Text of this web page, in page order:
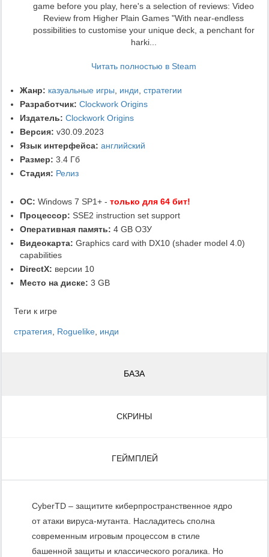
game before you play, here's a selection of reviews: Video
Review from Higher Plain Games "With near-endless
possibilities to customise your unique deck, a penchant for
harki...
Читать полностью в Steam
Жанр: казуальные игры, инди, стратегии
Разработчик: Clockwork Origins
Издатель: Clockwork Origins
Версия: v30.09.2023
Язык интерфейса: английский
Размер: 3.4 Гб
Стадия: Релиз
ОС: Windows 7 SP1+ - только для 64 бит!
Процессор: SSE2 instruction set support
Оперативная память: 4 GB ОЗУ
Видеокарта: Graphics card with DX10 (shader model 4.0)
capabilities
DirectX: версии 10
Место на диске: 3 GB
Теги к игре
стратегия, Roguelike, инди
БАЗА
СКРИНЫ
ГЕЙМПЛЕЙ
CyberTD – защитите киберпространственное ядро
от атаки вируса-мутанта. Насладитесь сполна
современным игровым процессом в стиле
башенной защиты и классического рогалика. Но